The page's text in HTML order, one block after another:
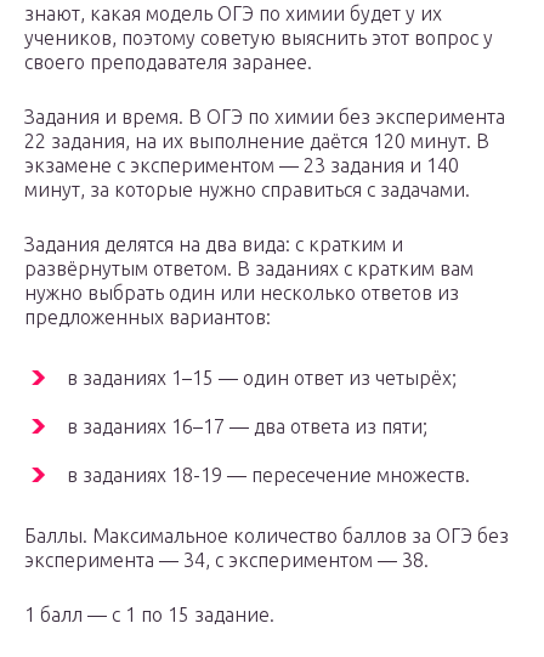
знают, какая модель ОГЭ по химии будет у их
учеников, поэтому советую выяснить этот вопрос у
своего преподавателя заранее.
Задания и время. В ОГЭ по химии без эксперимента
22 задания, на их выполнение даётся 120 минут. В
экзамене с экспериментом — 23 задания и 140
минут, за которые нужно справиться с задачами.
Задания делятся на два вида: с кратким и
развёрнутым ответом. В заданиях с кратким вам
нужно выбрать один или несколько ответов из
предложенных вариантов:
в заданиях 1–15 — один ответ из четырёх;
в заданиях 16–17 — два ответа из пяти;
в заданиях 18-19 — пересечение множеств.
Баллы. Максимальное количество баллов за ОГЭ без
эксперимента — 34, с экспериментом — 38.
1 балл — с 1 по 15 задание.